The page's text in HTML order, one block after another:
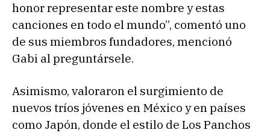
honor representar este nombre y estas
canciones en todo el mundo”, comentó uno
de sus miembros fundadores, mencionó
Gabi al preguntársele.
Asimismo, valoraron el surgimiento de
nuevos tríos jóvenes en México y en países
como Japón, donde el estilo de Los Panchos